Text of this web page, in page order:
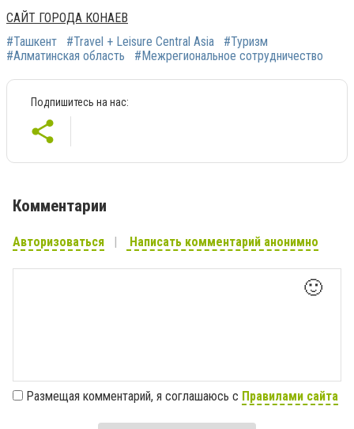
САЙТ ГОРОДА КОНАЕВ
#Ташкент
#Travel + Leisure Central Asia
#Туризм
#Алматинская область
#Межрегиональное сотрудничество
Подпишитесь на нас:
Комментарии
Авторизоваться Написать комментарий анонимно
🙂
Размещая комментарий, я соглашаюсь с Правилами сайта